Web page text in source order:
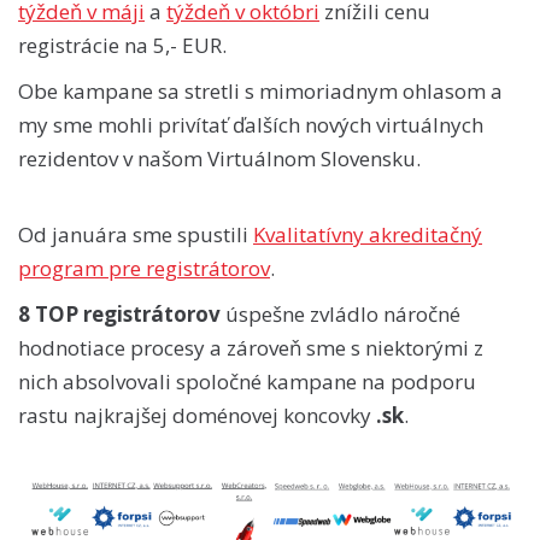
týždeň v máji a týždeň v októbri znížili cenu
registrácie na 5,- EUR.
Obe kampane sa stretli s mimoriadnym ohlasom a
my sme mohli privítať ďalších nových virtuálnych
rezidentov v našom Virtuálnom Slovensku.
Od januára sme spustili Kvalitatívny akreditačný
program pre registrátorov.
8 TOP registrátorov úspešne zvládlo náročné
hodnotiace procesy a zároveň sme s niektorými z
nich absolvovali spoločné kampane na podporu
rastu najkrajšej doménovej koncovky .sk.